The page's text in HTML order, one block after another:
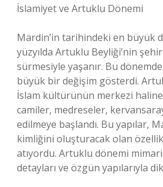
İslamiyet ve Artuklu Dönemi
Mardin’in tarihindeki en büyük
yüzyılda Artuklu Beyliği’nin
sürmesiyle yaşanır. Bu
büyük bir değişim gösterdi.
İslam kültürünün merkezi
camiler, medreseler,
edilmeye başlandı. Bu yapılar,
kimliğini oluşturacak olan
atıyordu. Artuklu dönemi
detayları ve özgün yapılarıyla